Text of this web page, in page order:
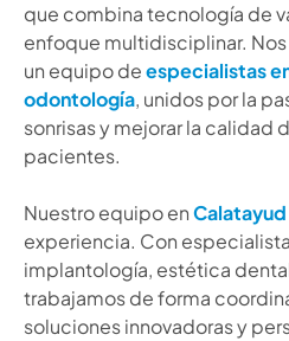
que combina tecnología de
enfoque multidisciplinar.
un equipo deespecialistas
odontología, unidos por la
sonrisas y mejorar la calidad
pacientes.
Nuestro equipo enCalatayud
experiencia. Con
implantología, estética
trabajamos de forma
soluciones innovadoras y